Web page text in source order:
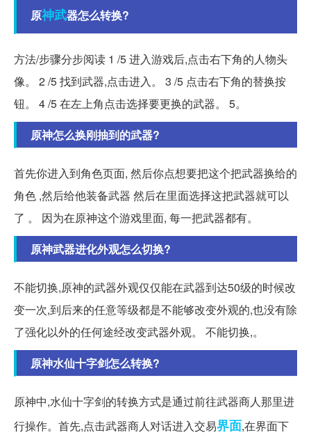
原神武器怎么转换?
方法/步骤分步阅读 1 /5 进入游戏后,点击右下角的人物头
像。 2 /5 找到武器,点击进入。 3 /5 点击右下角的替换按
钮。 4 /5 在左上角点击选择要更换的武器。 5。
原神怎么换刚抽到的武器?
首先你进入到角色页面, 然后你点想要把这个把武器换给的
角色 ,然后给他装备武器 然后在里面选择这把武器就可以
了 。 因为在原神这个游戏里面, 每一把武器都有。
原神武器进化外观怎么切换?
不能切换,原神的武器外观仅仅能在武器到达50级的时候改
变一次,到后来的任意等级都是不能够改变外观的,也没有除
了强化以外的任何途经改变武器外观。 不能切换,。
原神水仙十字剑怎么转换?
原神中,水仙十字剑的转换方式是通过前往武器商人那里进
行操作。首先,点击武器商人对话进入交易界面,在界面下